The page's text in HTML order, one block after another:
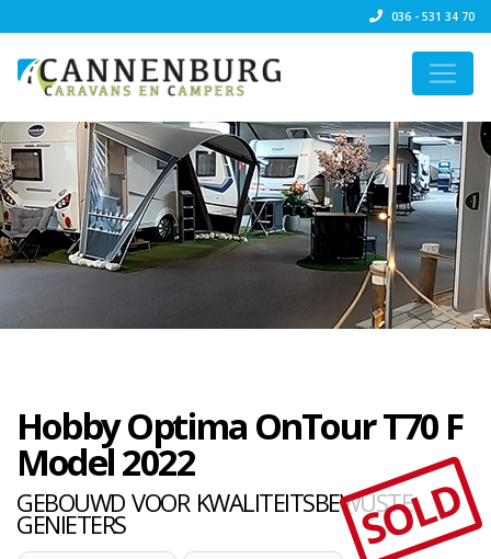
036 - 531 34 70
Hobby Optima OnTour T70 F
Model 2022
GEBOUWD VOOR KWALITEITSBEWUSTE
GENIETERS SOLD